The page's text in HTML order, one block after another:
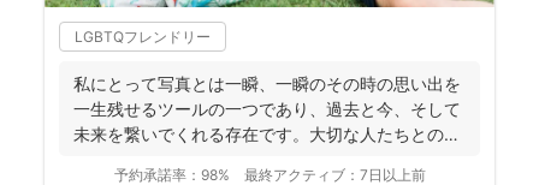
LGBTQフレンドリー
私にとって写真とは一瞬、一瞬のその時の思い出を
一生残せるツールの一つであり、過去と今、そして
未来を繋いでくれる存在です。大切な人たちとの写
予約承諾率： 98% 最終アクティブ： 7日以上前